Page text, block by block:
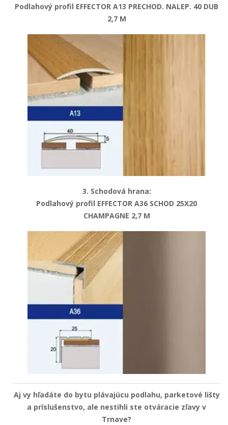
Podlahový profil EFFECTOR A13 PRECHOD. NALEP. 40 DUB
2,7 M
3. Schodová hrana:
Podlahový profil EFFECTOR A36 SCHOD 25X20
CHAMPAGNE 2,7 M
Aj vy hľadáte do bytu plávajúcu podlahu, parketové lišty
a príslušenstvo, ale nestihli ste otváracie zľavy v
Trnave?